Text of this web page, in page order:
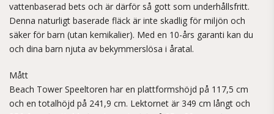
vattenbaserad bets och är därför så gott som underhållsfritt.
Denna naturligt baserade fläck är inte skadlig för miljön och
säker för barn (utan kemikalier). Med en 10-års garanti kan du
och dina barn njuta av bekymmerslösa i åratal.
Mått
Beach Tower Speeltoren har en plattformshöjd på 117,5 cm
och en totalhöjd på 241,9 cm. Lektornet är 349 cm långt och